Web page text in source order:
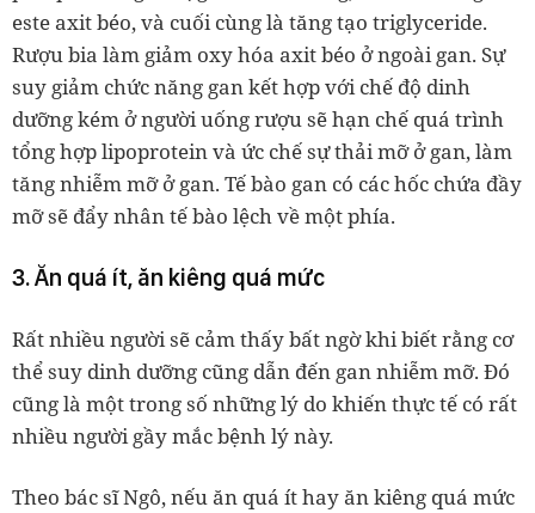
este axit béo, và cuối cùng là tăng tạo triglyceride.
Rượu bia làm giảm oxy hóa axit béo ở ngoài gan. Sự
suy giảm chức năng gan kết hợp với chế độ dinh
dưỡng kém ở người uống rượu sẽ hạn chế quá trình
tổng hợp lipoprotein và ức chế sự thải mỡ ở gan, làm
tăng nhiễm mỡ ở gan. Tế bào gan có các hốc chứa đầy
mỡ sẽ đẩy nhân tế bào lệch về một phía.
3. Ăn quá ít, ăn kiêng quá mức
Rất nhiều người sẽ cảm thấy bất ngờ khi biết rằng cơ
thể suy dinh dưỡng cũng dẫn đến gan nhiễm mỡ. Đó
cũng là một trong số những lý do khiến thực tế có rất
nhiều người gầy mắc bệnh lý này.
Theo bác sĩ Ngô, nếu ăn quá ít hay ăn kiêng quá mức